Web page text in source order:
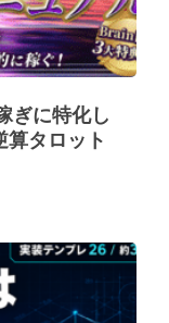
ぎに特化し
算タロット